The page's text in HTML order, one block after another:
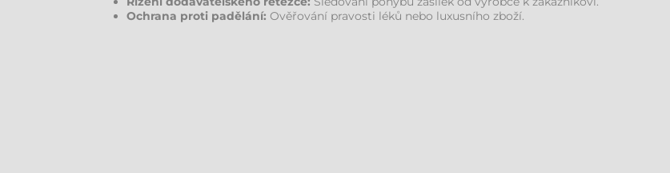
Ochrana proti padělání: Ověřování pravosti léků nebo luxusního zboží.